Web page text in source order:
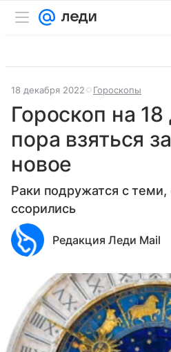
18 декабря 2022 Гороскопы
Гороскоп на
пора взяться
новое
Раки подружатся с
ссорились
Редакция Леди Mail